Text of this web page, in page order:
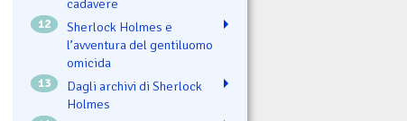
cadavere
12
Sherlock Holmes e
l’avventura del gentiluomo
omicida
13
Dagli archivi di Sherlock
Holmes